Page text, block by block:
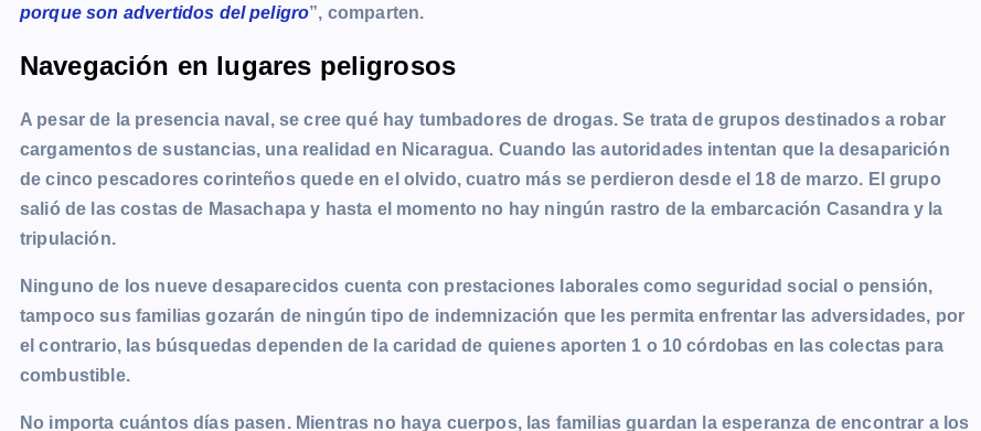
porque son advertidos del peligro”, comparten.
Navegación en lugares peligrosos
A pesar de la presencia naval, se cree qué hay tumbadores de drogas. Se trata de grupos destinados a robar
cargamentos de sustancias, una realidad en Nicaragua. Cuando las autoridades intentan que la desaparición
de cinco pescadores corinteños quede en el olvido, cuatro más se perdieron desde el 18 de marzo. El grupo
salió de las costas de Masachapa y hasta el momento no hay ningún rastro de la embarcación Casandra y la
tripulación.
Ninguno de los nueve desaparecidos cuenta con prestaciones laborales como seguridad social o pensión,
tampoco sus familias gozarán de ningún tipo de indemnización que les permita enfrentar las adversidades, por
el contrario, las búsquedas dependen de la caridad de quienes aporten 1 o 10 córdobas en las colectas para
combustible.
No importa cuántos días pasen. Mientras no haya cuerpos, las familias guardan la esperanza de encontrar a los